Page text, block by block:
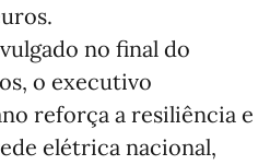
no final do
o executivo
reforça a resiliência e
elétrica nacional,